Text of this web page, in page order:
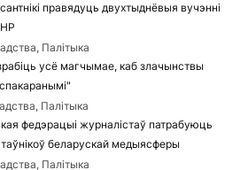
правядуць двухтыднёвыя вучэнні
Палітыка
усё магчымае, каб злачынствы
Палітыка
федэрацыі журналістаў патрабуюць
беларускай медыясферы
Палітыка